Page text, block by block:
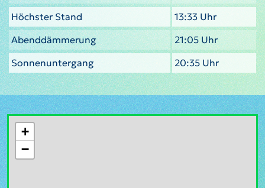
Höchster Stand
13:33 Uhr
Abenddämmerung
21:05 Uhr
Sonnenuntergang
20:35 Uhr
+
−